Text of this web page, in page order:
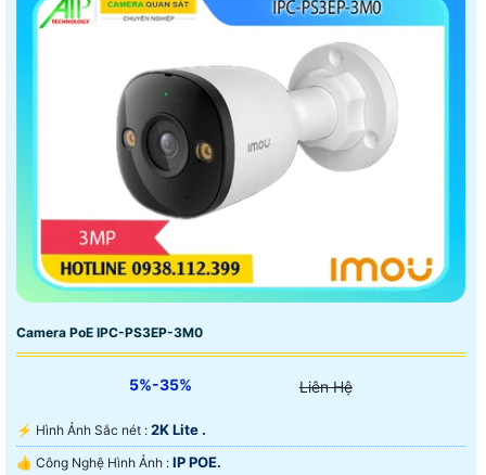
Camera PoE IPC-PS3EP-3M0
5%-35% Liên Hệ
️⚡ Hình Ảnh Sắc nét : 2K Lite .
👍 Công Nghệ Hình Ảnh : IP POE.